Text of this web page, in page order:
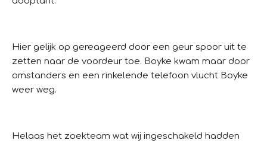
Hier gelijk op gereageerd door een geur spoor uit te
zetten naar de voordeur toe. Boyke kwam maar door
omstanders en een rinkelende telefoon vlucht Boyke
weer weg.
Helaas het zoekteam wat wij ingeschakeld hadden